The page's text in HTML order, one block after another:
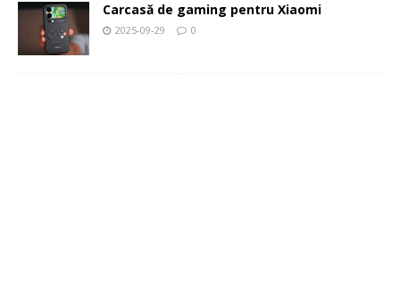
Carcasă de gaming pentru Xiaomi
2025-09-29 0